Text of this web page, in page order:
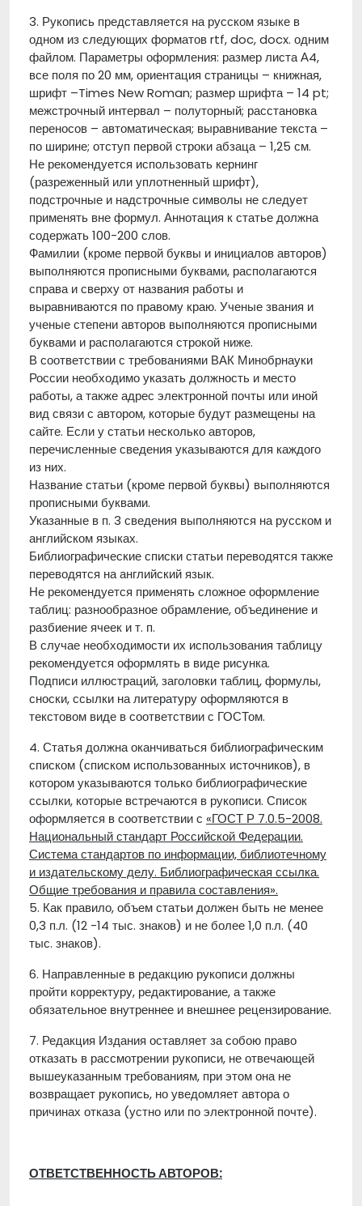
3. Рукопись представляется на русском языке в
одном из следующих форматов rtf, doc, docx. одним
файлом. Параметры оформления: размер листа А4,
все поля по 20 мм, ориентация страницы – книжная,
шрифт –Times New Roman; размер шрифта – 14 pt;
межстрочный интервал – полуторный; расстановка
переносов – автоматическая; выравнивание текста –
по ширине; отступ первой строки абзаца – 1,25 см.
Не рекомендуется использовать кернинг
(разреженный или уплотненный шрифт),
подстрочные и надстрочные символы не следует
применять вне формул. Аннотация к статье должна
содержать 100-200 слов.
Фамилии (кроме первой буквы и инициалов авторов)
выполняются прописными буквами, располагаются
справа и сверху от названия работы и
выравниваются по правому краю. Ученые звания и
ученые степени авторов выполняются прописными
буквами и располагаются строкой ниже.
В соответствии с требованиями ВАК Минобрнауки
России необходимо указать должность и место
работы, а также адрес электронной почты или иной
вид связи с автором, которые будут размещены на
сайте. Если у статьи несколько авторов,
перечисленные сведения указываются для каждого
из них.
Название статьи (кроме первой буквы) выполняются
прописными буквами.
Указанные в п. 3 сведения выполняются на русском и
английском языках.
Библиографические списки статьи переводятся также
переводятся на английский язык.
Не рекомендуется применять сложное оформление
таблиц: разнообразное обрамление, объединение и
разбиение ячеек и т. п.
В случае необходимости их использования таблицу
рекомендуется оформлять в виде рисунка.
Подписи иллюстраций, заголовки таблиц, формулы,
сноски, ссылки на литературу оформляются в
текстовом виде в соответствии с ГОСТом.
4. Статья должна оканчиваться библиографическим
списком (списком использованных источников), в
котором указываются только библиографические
ссылки, которые встречаются в рукописи. Список
оформляется в соответствии с «ГОСТ Р 7.0.5-2008.
Национальный стандарт Российской Федерации.
Система стандартов по информации, библиотечному
и издательскому делу. Библиографическая ссылка.
Общие требования и правила составления».
5. Как правило, объем статьи должен быть не менее
0,3 п.л. (12 -14 тыс. знаков) и не более 1,0 п.л. (40
тыс. знаков).
6. Направленные в редакцию рукописи должны
пройти корректуру, редактирование, а также
обязательное внутреннее и внешнее рецензирование.
7. Редакция Издания оставляет за собою право
отказать в рассмотрении рукописи, не отвечающей
вышеуказанным требованиям, при этом она не
возвращает рукопись, но уведомляет автора о
причинах отказа (устно или по электронной почте).
ОТВЕТСТВЕННОСТЬ АВТОРОВ: